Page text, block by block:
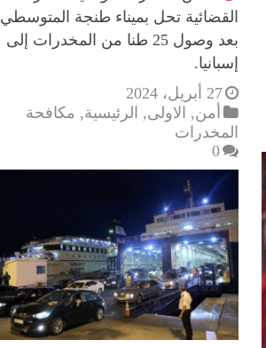
القضائية تحل بميناء طنجة المتوسطي
بعد وصول 25 طنا من المخدرات إلى
إسبانيا.
27 أبريل، 2024
أمن, الاولى, الرئيسية, مكافحة
المخدرات
0